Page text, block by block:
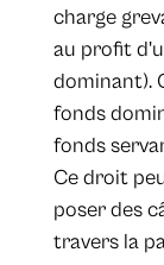
charge
au profit
dominant).
fonds
fonds
Ce droit
poser des
travers la